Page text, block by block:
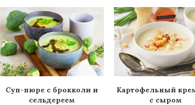
Суп-пюре с брокколи и
сельдереем
Картофельный
с сыром